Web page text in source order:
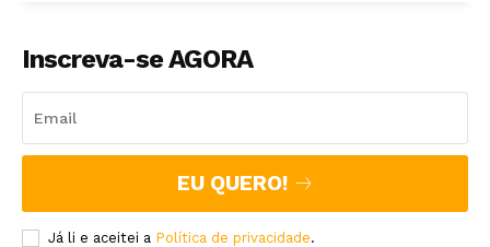
Inscreva-se AGORA
EU QUERO!
Já li e aceitei a Política de privacidade.